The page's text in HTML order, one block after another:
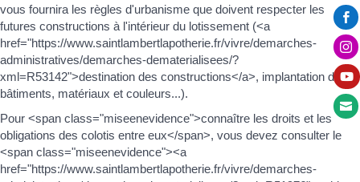




vous fournira les règles d'urbanisme que doivent respecter les
futures constructions à l'intérieur du lotissement (<a
href="https://www.saintlambertlapotherie.fr/vivre/demarches-
administratives/demarches-dematerialisees/?
xml=R53142">destination des constructions</a>, implantation des
bâtiments, matériaux et couleurs...).
Pour <span class="miseenevidence">connaître les droits et les
obligations des colotis entre eux</span>, vous devez consulter le
<span class="miseenevidence"><a
href="https://www.saintlambertlapotherie.fr/vivre/demarches-